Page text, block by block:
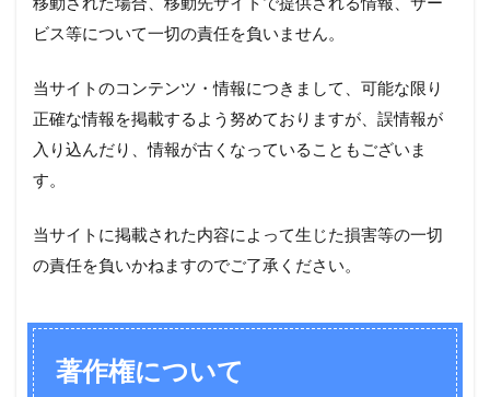
ビス等について一切の責任を負いません。
当サイトのコンテンツ・情報につきまして、可能な限り
正確な情報を掲載するよう努めておりますが、誤情報が
入り込んだり、情報が古くなっていることもございま
す。
当サイトに掲載された内容によって生じた損害等の一切
の責任を負いかねますのでご了承ください。
著作権について